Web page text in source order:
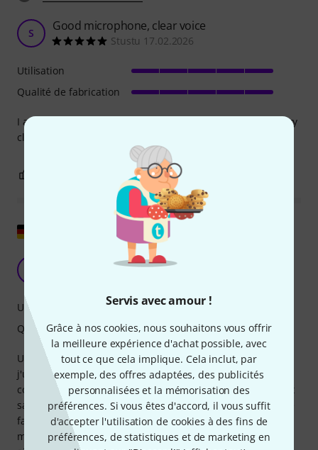
Servis avec amour !
Grâce à nos cookies, nous souhaitons vous offrir
la meilleure expérience d'achat possible, avec
tout ce que cela implique. Cela inclut, par
exemple, des offres adaptées, des publicités
personnalisées et la mémorisation des
préférences. Si vous êtes d'accord, il vous suffit
d'accepter l'utilisation de cookies à des fins de
préférences, de statistiques et de marketing en
S Good microphone, clear voice
Stustu 17.02.2026
I attached this to my HD560S. Voice recording quality is very
clean and clear with excellent noise isolation.
Utilisation
Qualité de fabrication
SIGNALER L'ÉVALUATION
Une belle amélioration
Un excellent ajout à mon casque Sennheiser HD558, que
j'utilise rarement mais que j'adore. Je l'utilise maintenant
comme casque pour ma PlayStation et j'en suis pleinement
satisfait. Le son est excellent (pour les autres), la qualité de
fabrication est irréprochable, deux filtres anti-pop en
mousse supplémentaires pour le microphone sont fournis,
Utilisation
Qualité de fabrication